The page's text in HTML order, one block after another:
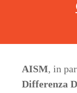
AISM, in
Differenza